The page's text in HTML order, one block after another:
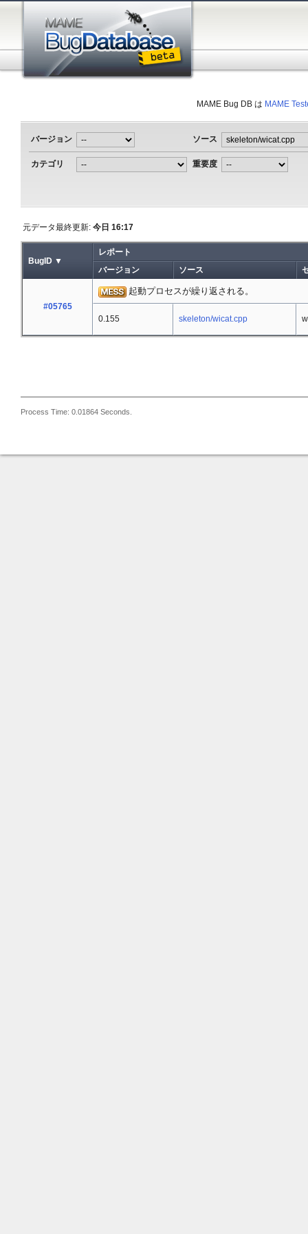
MAME Bug DB は MAME
バージョン ソース
カテゴリ 重要度
元データ最終更新: 今日 16:17
BugID ▼
レポート
バージョン
ソース
#05765
起動プロセスが繰り返される。
0.155 skeleton/wicat.cpp
Process Time: 0.01864 Seconds.